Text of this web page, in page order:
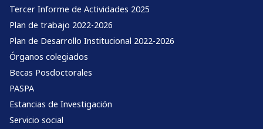
Tercer Informe de Actividades 2025
Plan de trabajo 2022-2026
Plan de Desarrollo Institucional 2022-2026
Órganos colegiados
Becas Posdoctorales
PASPA
Estancias de Investigación
Servicio social